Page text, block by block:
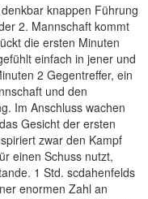
knappen Führung
2. Mannschaft kommt
die ersten Minuten
einfach in jener und
2 Gegentreffer, ein
und den
Im Anschluss wachen
Gesicht der ersten
zwar den Kampf
einen Schuss nutzt,
1 Std. scdahenfelds
enormen Zahl an